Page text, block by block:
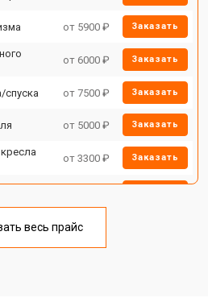
от 5900 ₽ Заказать
от 6000 ₽ Заказать
спуска от 7500 ₽ Заказать
от 5000 ₽ Заказать
от 3300 ₽ Заказать
от 4400 ₽
весь прайс